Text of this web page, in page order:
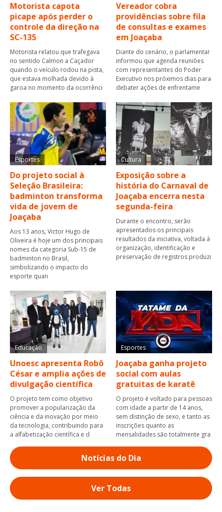
Motorista capota
picape após perder o
controle da direção na
SC-135
Motorista relatou que trafegava
no sentido Calmon a Caçador
quando o veículo rodou na pista,
que estava molhada devido à
garoa no momento da ocorrênci
Vereador cobra
providências sobre fila
de consultas e exames
em Joaçaba
Diante do cenário, o parlamentar
informou que agenda reuniões
com representantes do Poder
Executivo nos próximos dias para
debater ações de enfrentame
Esportes
Do projeto social à
Seleção Brasileira:
badminton transforma
vida de jovem de
Joaçaba
Aos 13 anos, Victor Hugo de
Oliveira é hoje um dos principais
nomes da categoria Sub-15 de
badminton no Brasil,
simbolizando o impacto do
esporte quan
Cultura
Exposição sobre a
história do Carnaval de
Joaçaba encerra nesta
segunda-feira
Durante o encontro, serão
apresentados os principais
resultados da iniciativa, voltada à
organização, identificação e
preservação de registros produzi
Educação
Unoesc apresenta Robô
César e amplia ações de
divulgação científica
O projeto tem como objetivo
promover a popularização da
ciência e da inovação por meio
da tecnologia, contribuindo para
a alfabetização científica e d
Esportes
Joaçaba ganha projeto
social com aulas
gratuitas de karatê
O projeto é voltado para pessoas
com idade a partir de 14 anos,
sem distinção de sexo, e tanto as
inscrições quanto as
mensalidades são totalmente gra
Notícias do Dia
Ver Todas